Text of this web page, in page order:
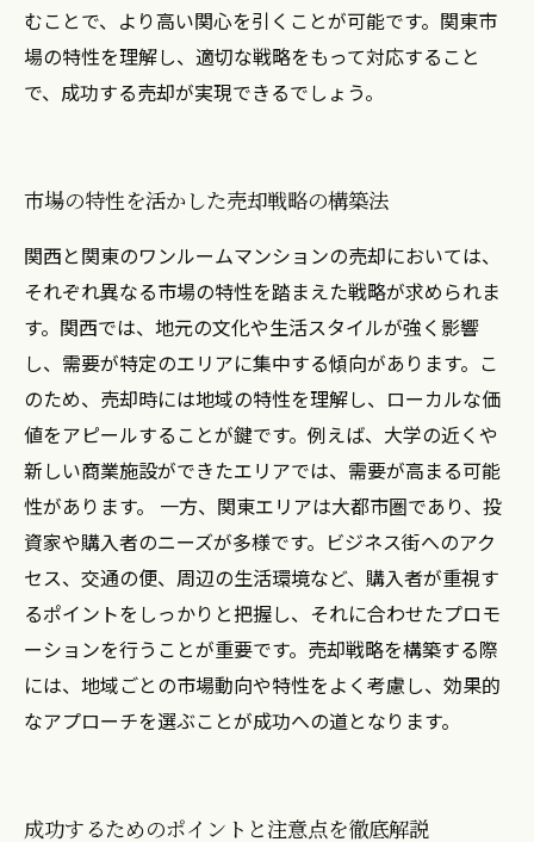
むことで、より高い関心を引くことが可能です。関東市
場の特性を理解し、適切な戦略をもって対応すること
で、成功する売却が実現できるでしょう。
市場の特性を活かした売却戦略の構築法
関西と関東のワンルームマンションの売却においては、
それぞれ異なる市場の特性を踏まえた戦略が求められま
す。関西では、地元の文化や生活スタイルが強く影響
し、需要が特定のエリアに集中する傾向があります。こ
のため、売却時には地域の特性を理解し、ローカルな価
値をアピールすることが鍵です。例えば、大学の近くや
新しい商業施設ができたエリアでは、需要が高まる可能
性があります。 一方、関東エリアは大都市圏であり、投
資家や購入者のニーズが多様です。ビジネス街へのアク
セス、交通の便、周辺の生活環境など、購入者が重視す
るポイントをしっかりと把握し、それに合わせたプロモ
ーションを行うことが重要です。売却戦略を構築する際
には、地域ごとの市場動向や特性をよく考慮し、効果的
なアプローチを選ぶことが成功への道となります。
成功するためのポイントと注意点を徹底解説